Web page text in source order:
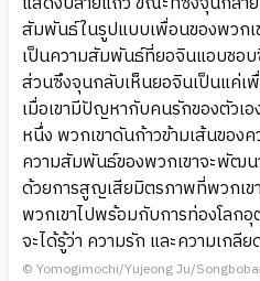
สัมพันธ์ในรูปแบบเพื่อนของพวกเ
เป็นความสัมพันธ์ที่ยอจินแอบชอ
ส่วนซึงจุนกลับเห็นยอจินเป็นแค่เ
เมื่อเขามีปัญหากับคนรักของตัวเ
หนึ่ง พวกเขาดันก้าวข้ามเส้นของ
ความสัมพันธ์ของพวกเขาจะพัฒน
ด้วยการสูญเสียมิตรภาพที่พวกเข
พวกเขาไปพร้อมกับการท่องโล
จะได้รู้ว่า ความรัก และความเกลี
© Yomogimochi/Yujeong Ju/